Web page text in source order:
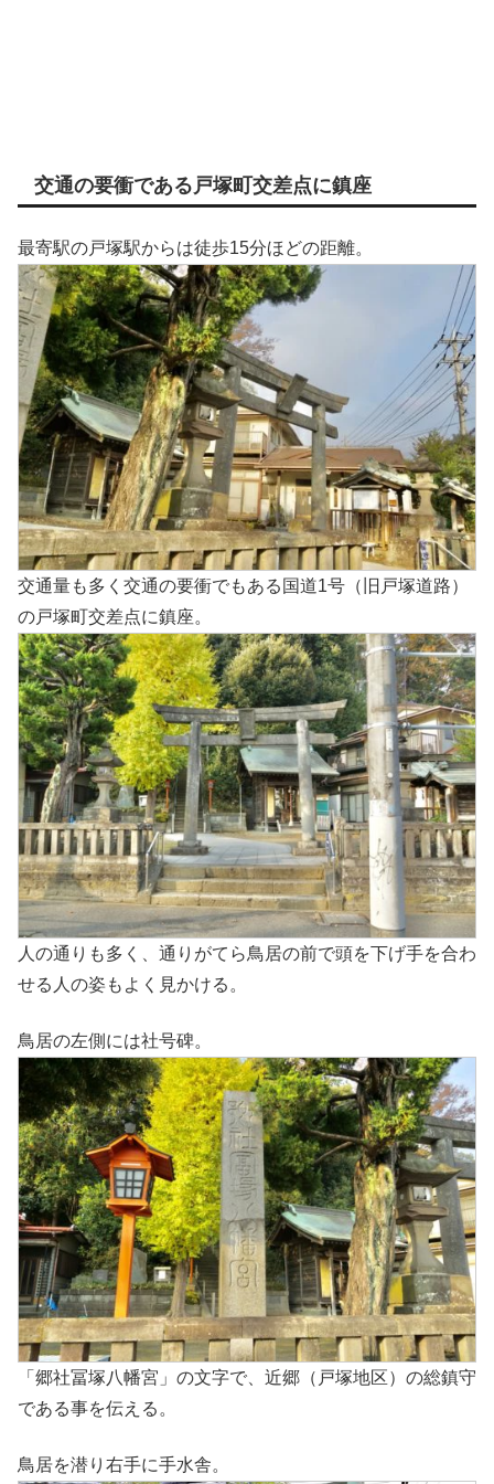
交通の要衝である戸塚町交差点に鎮座
最寄駅の戸塚駅からは徒歩15分ほどの距離。
交通量も多く交通の要衝でもある国道1号（旧戸塚道路）
の戸塚町交差点に鎮座。
人の通りも多く、通りがてら鳥居の前で頭を下げ手を合わ
せる人の姿もよく見かける。
鳥居の左側には社号碑。
「郷社冨塚八幡宮」の文字で、近郷（戸塚地区）の総鎮守
である事を伝える。
鳥居を潜り右手に手水舎。